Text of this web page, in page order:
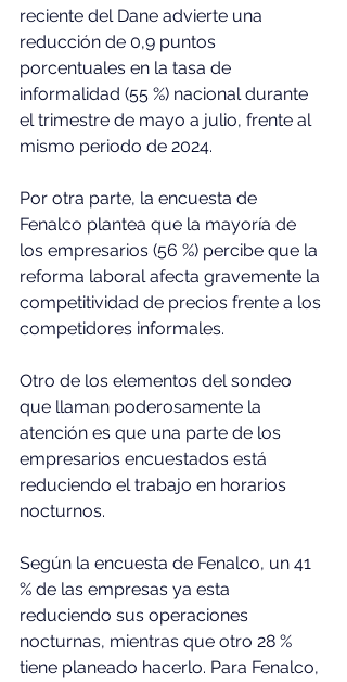
reciente del Dane advierte una
reducción de 0,9 puntos
porcentuales en la tasa de
informalidad (55 %) nacional durante
el trimestre de mayo a julio, frente al
mismo periodo de 2024.
Por otra parte, la encuesta de
Fenalco plantea que la mayoría de
los empresarios (56 %) percibe que la
reforma laboral afecta gravemente la
competitividad de precios frente a los
competidores informales.
Otro de los elementos del sondeo
que llaman poderosamente la
atención es que una parte de los
empresarios encuestados está
reduciendo el trabajo en horarios
nocturnos.
Según la encuesta de Fenalco, un 41
% de las empresas ya esta
reduciendo sus operaciones
nocturnas, mientras que otro 28 %
tiene planeado hacerlo. Para Fenalco,